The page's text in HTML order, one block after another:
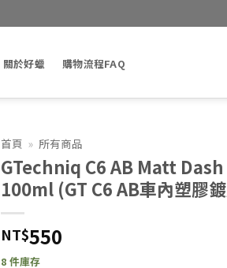
關於好蠟 購物流程FAQ
首頁 » 所有商品
GTechniq C6 AB Matt Dash
100ml (GT C6 AB車內塑膠
NT$550
8 件庫存